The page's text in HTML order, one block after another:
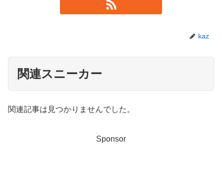
kaz
関連スニーカー
関連記事は見つかりませんでした。
Sponsor